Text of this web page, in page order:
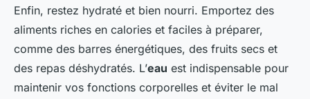
Enfin, restez hydraté et bien nourri. Emportez des
aliments riches en calories et faciles à préparer,
comme des barres énergétiques, des fruits secs et
des repas déshydratés. L’eau est indispensable pour
maintenir vos fonctions corporelles et éviter le mal